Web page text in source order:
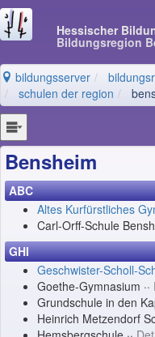
Hessischer
Bildungsregion
bildungsserver
schulen der region
Bensheim
ABC
Altes Kurfürstliches
Carl-Orff-Schule
GHI
Geschwister-Scholl-
Goethe-Gymnasium ··
Grundschule in den
Heinrich Metzendorf